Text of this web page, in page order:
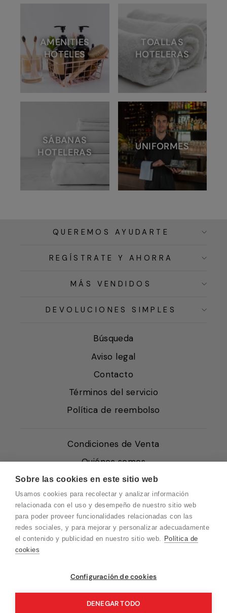
Sobre las cookies en este sitio web
Usamos cookies para recolectar y analizar información
relacionada con el uso y desempeño de nuestro sitio web
para poder proveer funcionalidades relacionadas con las
redes sociales, y para mejorar y personalizar adecuadamente
el contenido y publicidad en nuestro sitio web. Política de
cookies
Configuración de cookies
DENEGAR TODO
AMENITIES
HOTELES
TOALLAS
HOTELERAS
SÁBANAS
HOTELERAS
UNIFORMES
QUEREMOS AYUDARTE
REGÍSTRATE Y AHORRA
MÁS VENDIDOS
DEVOLUCIONES SIMPLES
Búsqueda
Aviso legal
Contacto
Términos del servicio
Política de reembolso
Condiciones de Venta
Quiénes somos
Política de Cookies
Protección de Datos
Blog EN
Blog FR
Vuelvo en un momento. Recuerda que
nuestro horario de atención al cliente es de